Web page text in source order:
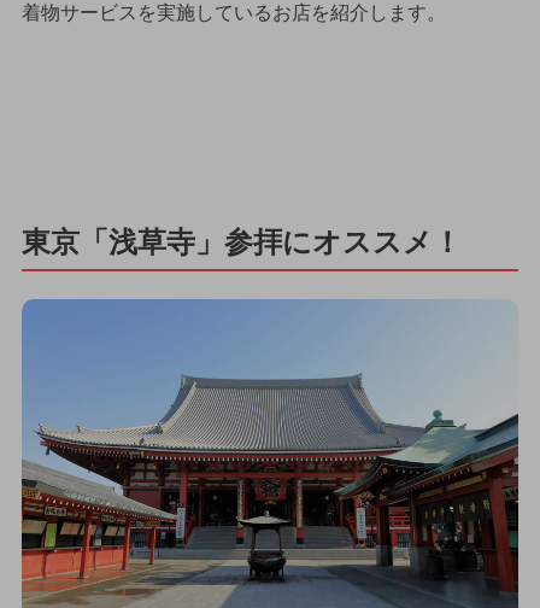
着物サービスを実施しているお店を紹介します。
東京「浅草寺」参拝にオススメ！